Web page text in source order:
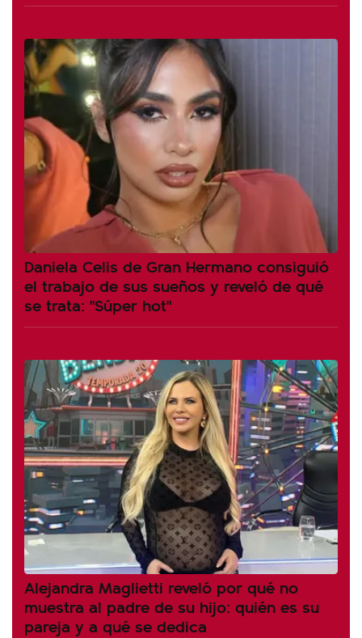
Daniela Celis de Gran Hermano consiguió
el trabajo de sus sueños y reveló de qué
se trata: "Súper hot"
Alejandra Maglietti reveló por qué no
muestra al padre de su hijo: quién es su
pareja y a qué se dedica